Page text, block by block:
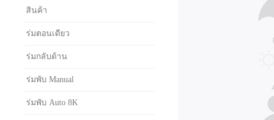
สินค้า
ร่มตอนเดียว
ร่มกลับด้าน
ร่มพับ Manual
ร่มพับ Auto 8K